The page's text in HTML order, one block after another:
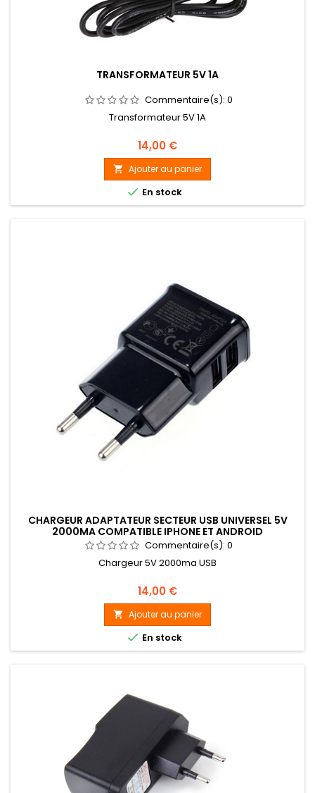
TRANSFORMATEUR 5V 1A
Commentaire(s): 0
Transformateur 5V 1A
Prix
14,00 €
 Ajouter au panier
 En stock
CHARGEUR ADAPTATEUR SECTEUR USB UNIVERSEL 5V
2000MA COMPATIBLE IPHONE ET ANDROID
Commentaire(s): 0
Chargeur 5V 2000ma USB
Prix
14,00 €
 Ajouter au panier
 En stock